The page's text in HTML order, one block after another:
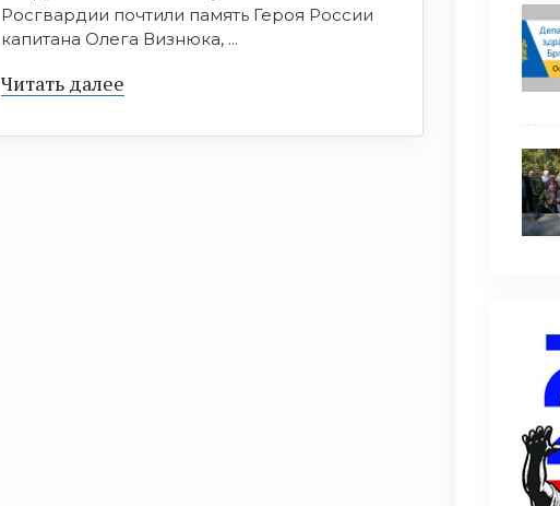
Росгвардии почтили память Героя России
капитана Олега Визнюка, ...
Читать далее